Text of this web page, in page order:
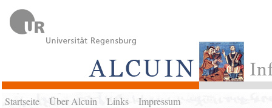
Startseite Über Alcuin Links Impressum